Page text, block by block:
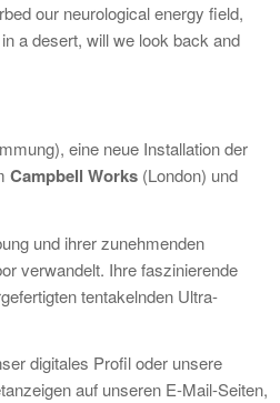
our neurological energy field,
a desert, will we look back and
eine neue Installation der
Campbell Works (London) und
und ihrer zunehmenden
verwandelt. Ihre faszinierende
tentakelnden Ultra-
digitales Profil oder unsere
auf unseren E-Mail-Seiten,